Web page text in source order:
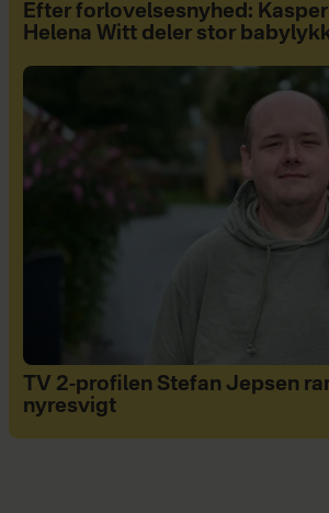
Efter forlovelsesnyhed:
Helena Witt deler stor
TV 2-profilen Stefan Jepsen
nyresvigt